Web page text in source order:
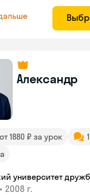
Александр
от 1880 ₽ за урок
университет
• 2008 г.